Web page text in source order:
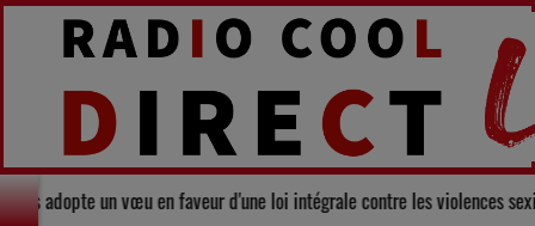
départemental du Gers adopte un vœu en faveur d'une loi intégrale